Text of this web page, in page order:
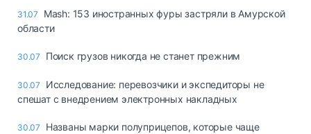
31.07
Mash: 153 иностранных фуры застряли в Амурской
области
30.07 Поиск грузов никогда не станет прежним
30.07
Исследование: перевозчики и экспедиторы не
спешат с внедрением электронных накладных
30.07
Названы марки полуприцепов, которые чаще